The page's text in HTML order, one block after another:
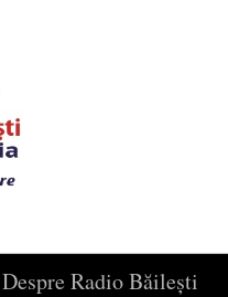
Despre Radio Băilești